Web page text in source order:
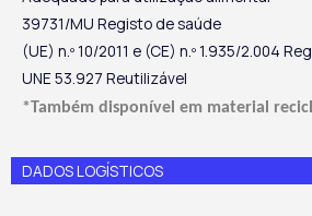
39731/MU Registo de saúde
(UE) n.º 10/2011 e (CE) n.º 1.935/2.004
UNE 53.927 Reutilizável
*Também disponível em material
DADOS LOGÍSTICOS